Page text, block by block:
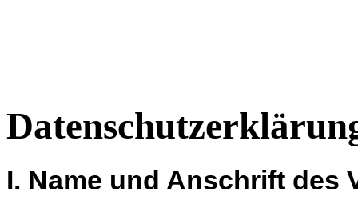
I. Name und Anschrift des